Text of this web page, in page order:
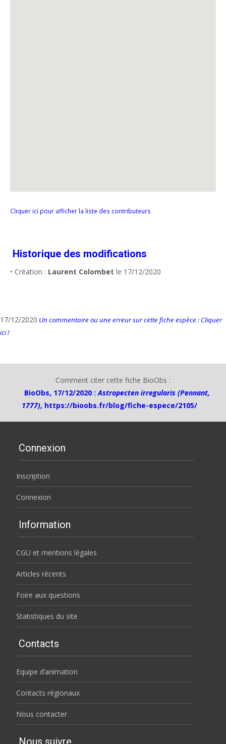
Cliquer ici pour afficher la liste des contributeurs
Historique des modifications
• Création : Laurent Colombet le 17/12/2020
17/12/2020 Un commentaire ou une erreur sur cette fiche espèce : Cliquer
ici !
Comment citer cette fiche BioObs :
BioObs, 17/12/2020 :Astropecten irregularis (Pennant,
1777), https://bioobs.fr/blog/fiche-espece/2105/
Connexion
Inscription
Connexion
Information
CGU et mentions légales
Articles récents
Foire aux questions
Statistiques du site
Contacts
Equipe d’animation
Contacts régionaux
Nous contacter